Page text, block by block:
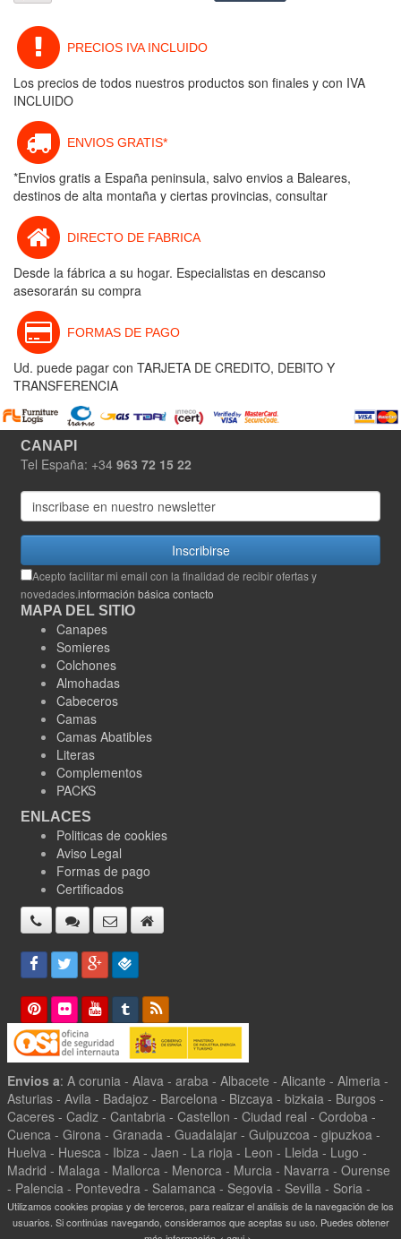
PRECIOS IVA INCLUIDO
Los precios de todos nuestros productos son finales y con IVA
INCLUIDO
ENVIOS GRATIS*
*Envios gratis a España peninsula, salvo envios a Baleares,
destinos de alta montaña y ciertas provincias, consultar
DIRECTO DE FABRICA
Desde la fábrica a su hogar. Especialistas en descanso
asesorarán su compra
FORMAS DE PAGO
Ud. puede pagar con TARJETA DE CREDITO, DEBITO Y
TRANSFERENCIA
CANAPI
Tel España: +34 963 72 15 22
Inscribirse
Acepto facilitar mi email con la finalidad de recibir ofertas y
novedades.información básica contacto
MAPA DEL SITIO
Canapes
Somieres
Colchones
Almohadas
Cabeceros
Camas
Camas Abatibles
Literas
Complementos
PACKS
ENLACES
Politicas de cookies
Aviso Legal
Formas de pago
Certificados
Envios a: A corunia - Alava - araba - Albacete - Alicante - Almeria -
Asturias - Avila - Badajoz - Barcelona - Bizcaya - bizkaia - Burgos -
Caceres - Cadiz - Cantabria - Castellon - Ciudad real - Cordoba -
Cuenca - Girona - Granada - Guadalajar - Guipuzcoa - gipuzkoa -
Huelva - Huesca - Ibiza - Jaen - La rioja - Leon - Lleida - Lugo -
Madrid - Malaga - Mallorca - Menorca - Murcia - Navarra - Ourense
- Palencia - Pontevedra - Salamanca - Segovia - Sevilla - Soria -
Tarragona - Teruel - Toledo - Valencia - Valladolid - Zamora -
Zaragoza -
Utilizamos cookies propias y de terceros, para realizar el análisis de la navegación de los
usuarios. Si continúas navegando, consideramos que aceptas su uso. Puedes obtener